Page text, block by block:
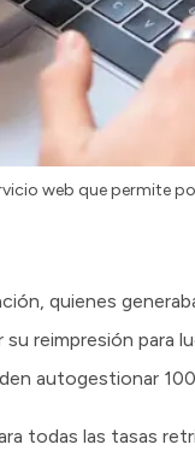
web que permite
quienes
reimpresión para
autogestionar
todas las tasas